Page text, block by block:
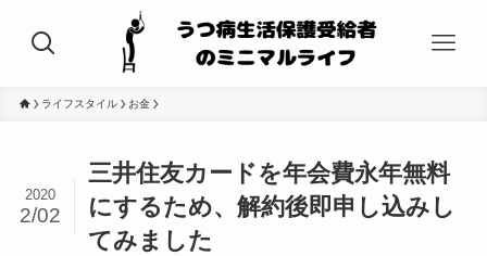
ライフスタイル お金
三井住友カードを年会費永年無料
にするため、解約後即申し込みし
てみました
2020
2/02